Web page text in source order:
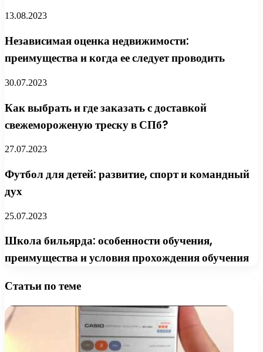
13.08.2023
Независимая оценка недвижимости:
преимущества и когда ее следует проводить
30.07.2023
Как выбрать и где заказать с доставкой
свежемороженую треску в СПб?
27.07.2023
Футбол для детей: развитие, спорт и командный
дух
25.07.2023
Школа бильярда: особенности обучения,
преимущества и условия прохождения обучения
Статьи по теме